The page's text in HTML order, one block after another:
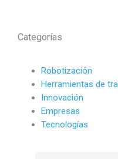
Categorías
Robotización
Herramientas de
Innovación
Empresas
Tecnologías